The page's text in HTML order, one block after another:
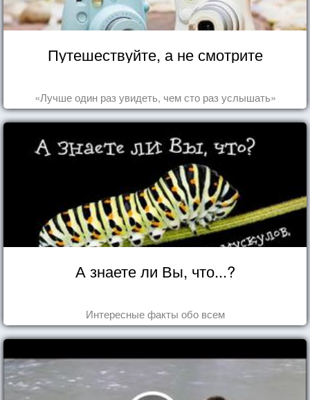
Путешествуйте, а не смотрите
«Лучше один раз увидеть, чем сто раз услышать»
А знаете ли Вы, что...?
Интересные факты обо всем